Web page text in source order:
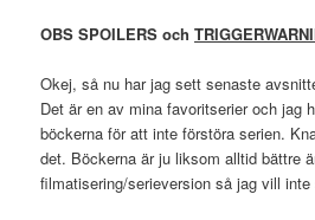
OBS SPOILERS och
Okej, så nu har jag sett senaste
Det är en av mina favoritserier och jag
böckerna för att inte förstöra serien.
det. Böckerna är ju liksom alltid bättre
filmatisering/serieversion så jag vill